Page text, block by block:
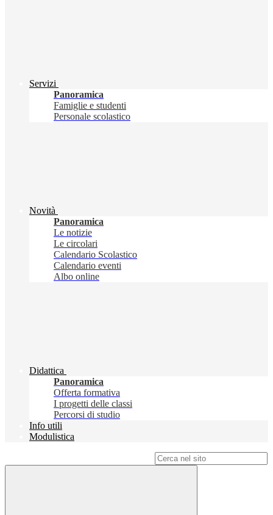
Servizi
Panoramica
Famiglie e studenti
Personale scolastico
Novità
Panoramica
Le notizie
Le circolari
Calendario Scolastico
Calendario eventi
Albo online
Didattica
Panoramica
Offerta formativa
I progetti delle classi
Percorsi di studio
Info utili
Modulistica